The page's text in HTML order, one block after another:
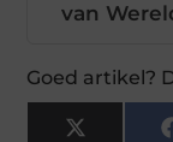
van
Goed artikel?
X